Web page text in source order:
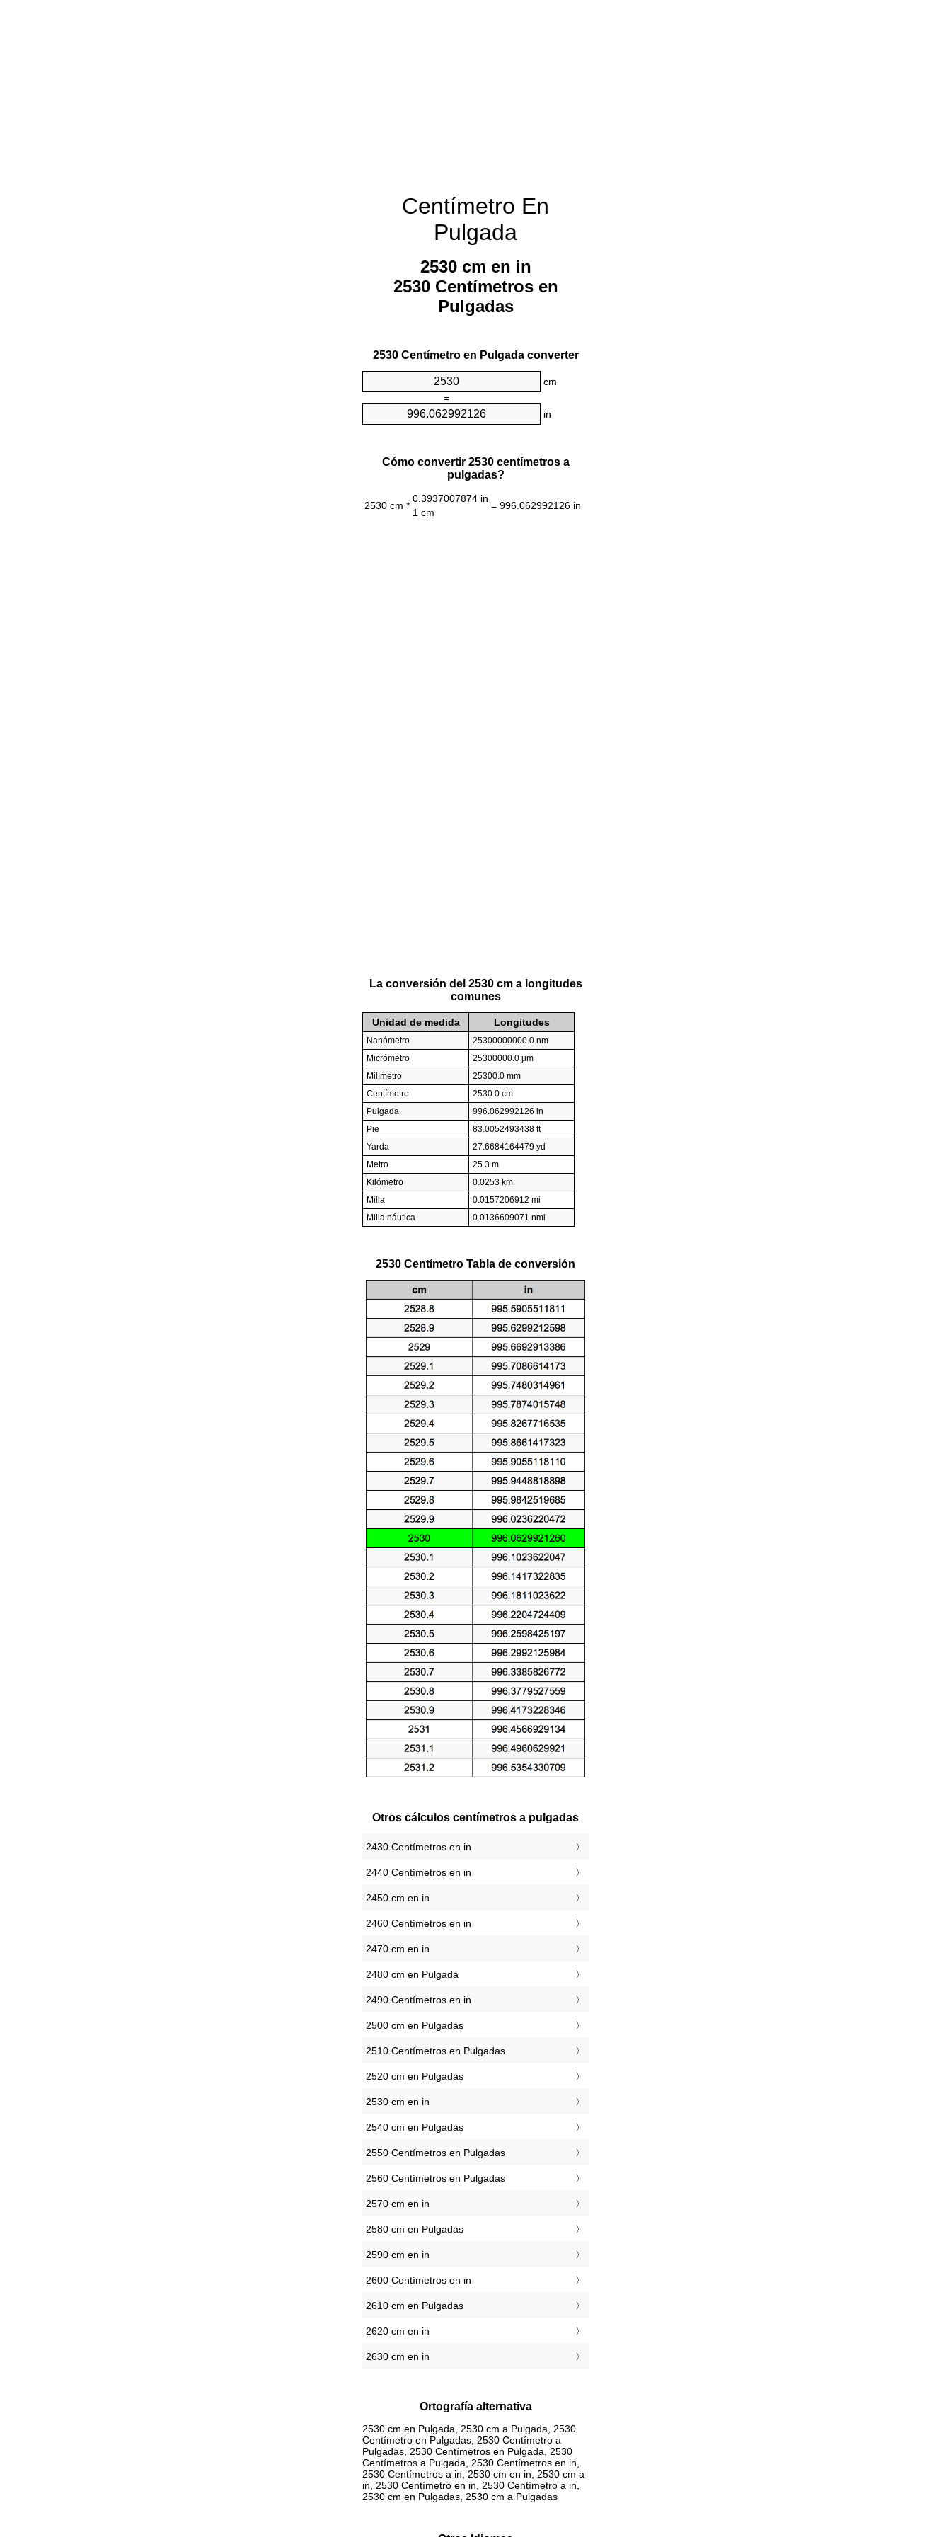
Centímetro En
Pulgada
2530 cm en in
2530 Centímetros en
Pulgadas
2530 Centímetro en Pulgada converter
cm
=
in
Cómo convertir 2530 centímetros a
pulgadas?
2530 cm *
0.3937007874 in
= 996.062992126 in
1 cm
La conversión del 2530 cm a longitudes
comunes
Unidad de medida Longitudes
Nanómetro
25300000000.0 nm
Micrómetro
25300000.0 µm
Milímetro
25300.0 mm
Centímetro
2530.0 cm
Pulgada
996.062992126 in
Pie
83.0052493438 ft
Yarda
27.6684164479 yd
Metro
25.3 m
Kilómetro
0.0253 km
Milla
0.0157206912 mi
Milla náutica
0.0136609071 nmi
2530 Centímetro Tabla de conversión
Otros cálculos centímetros a pulgadas
2430 Centímetros en in
2440 Centímetros en in
2450 cm en in
2460 Centímetros en in
2470 cm en in
2480 cm en Pulgada
2490 Centímetros en in
2500 cm en Pulgadas
2510 Centímetros en Pulgadas
2520 cm en Pulgadas
2530 cm en in
2540 cm en Pulgadas
2550 Centímetros en Pulgadas
2560 Centímetros en Pulgadas
2570 cm en in
2580 cm en Pulgadas
2590 cm en in
2600 Centímetros en in
2610 cm en Pulgadas
2620 cm en in
2630 cm en in
Ortografía alternativa
2530 cm en Pulgada, 2530 cm a Pulgada, 2530
Centímetro en Pulgadas, 2530 Centímetro a
Pulgadas, 2530 Centímetros en Pulgada, 2530
Centímetros a Pulgada, 2530 Centímetros en in,
2530 Centímetros a in, 2530 cm en in, 2530 cm a
in, 2530 Centímetro en in, 2530 Centímetro a in,
2530 cm en Pulgadas, 2530 cm a Pulgadas